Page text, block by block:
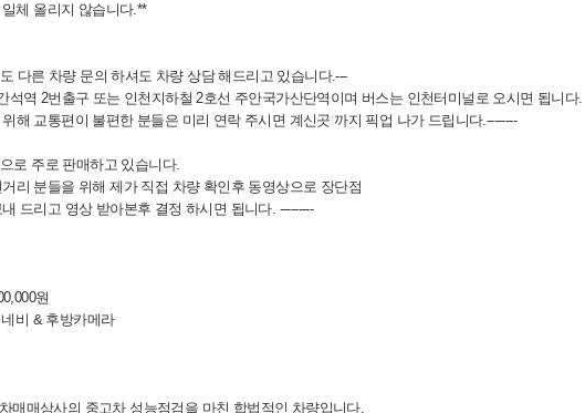
체 올리지 않습니다.**
다른 차량 문의 하셔도 차량 상담 해드리고 있습니다.---
석역 2번출구 또는 인천지하철 2호선 주안국가산단역이며 버스는 인천터미널로 오시면 됩니다.
해 교통편이 불편한 분들은 미리 연락 주시면 계신곳 까지 픽업 나가 드립니다.--------
로 주로 판매하고 있습니다.
리 분들을 위해 제가 직접 차량 확인후 동영상으로 장단점
드리고 영상 받아본후 결정 하시면 됩니다. ---------
원
비 & 후방카메라
매매상사의 중고차 성능점검을 마친 합법적인 차량입니다.